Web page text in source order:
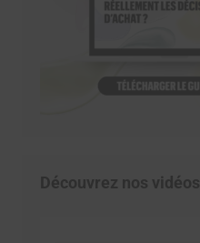
Découvrez nos vidéos